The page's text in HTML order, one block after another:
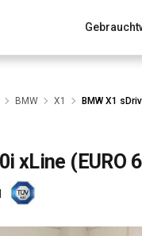
Inzahlungnahme
BMW X1 BMW X1
xLine (EURO